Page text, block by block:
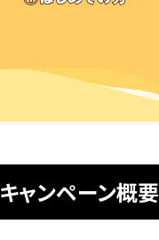
キャンペーン概要